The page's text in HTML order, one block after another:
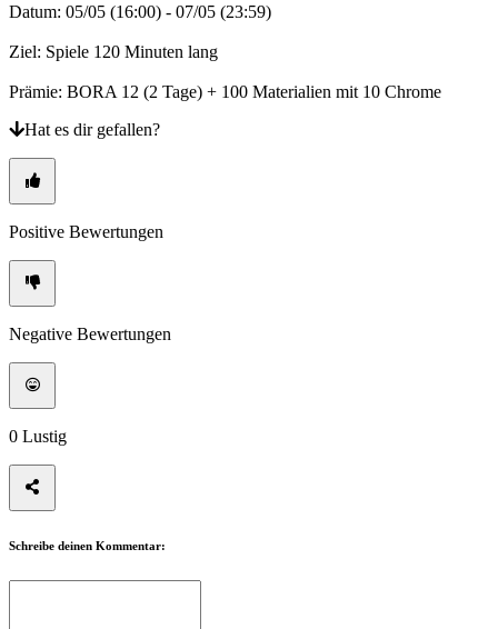
Datum: 05/05 (16:00) - 07/05 (23:59)
Ziel: Spiele 120 Minuten lang
Prämie: BORA 12 (2 Tage) + 100 Materialien mit 10 Chrome
Hat es dir gefallen?
Positive Bewertungen
Negative Bewertungen
0 Lustig
Schreibe deinen Kommentar: